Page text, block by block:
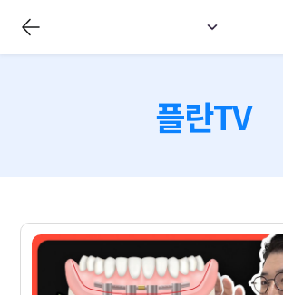
뉴
플란TV